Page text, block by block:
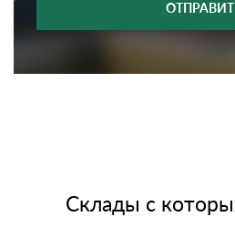
Склады с